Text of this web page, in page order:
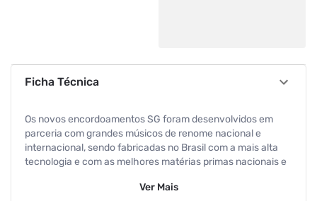
Ficha Técnica
Os novos encordoamentos SG foram desenvolvidos em
parceria com grandes músicos de renome nacional e
internacional, sendo fabricadas no Brasil com a mais alta
tecnologia e com as melhores matérias primas nacionais e
ambiente. O Encordoamento Para Violão 12 Cordas 0.10 SG
Ver Mais